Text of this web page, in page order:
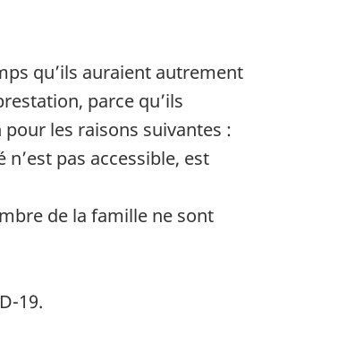
qu’ils auraient autrement
parce qu’ils
les raisons suivantes :
pas accessible, est
de la famille ne sont
19.